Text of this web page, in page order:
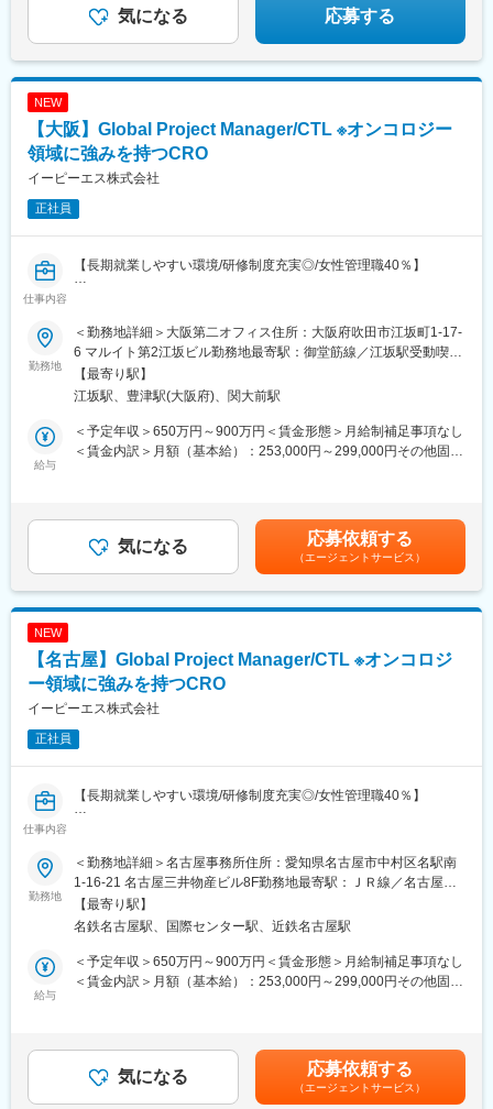
ート・業界未経験／20 代後半）年収660万円（薬事／60 代・嘱託
社員入社）
気になる 応募する
NEW
【大阪】Global Project Manager/CTL ※オンコロジー
領域に強みを持つCRO
イーピーエス株式会社
正社員
仕事内容
【長期就業しやすい環境/研修制度充実◎/女性管理職40％】
・海外製薬会社・バイオベンチャー・研究機関から依頼されたプ
ロジェクト（企業治験、医師主導治験、製造販売後臨床試験、臨
床研究）の進捗、品質、予算、ステークホルダー等を管理する業
務全般
・日本企業・研究機関から依頼された海外で実施するプロジェク
ト（企業治験、医師主導治験、製造販売後臨床試験、臨床研究）
の進捗、品質、予算、ステークホルダー等を管理する業務全般を
担当、現地PMを含む海外関係会社のコーディネート
・海外顧客のありとあらゆる臨床開発案件の対応をするため、最
新の医薬品開発や画期的な研究に携わることができます
・自らの交渉力と社内・社外への調整力、臨床開発の経験を駆使
・海外顧客や海外ベンダーとの対応があるため、在宅勤務を活用
した柔軟な勤務が可能です
【同社の魅力】
ネスリーダーとして顧客に付加価値を提供する」等々、個人の経
チャレンジすることが可能で自律的なキャリアチェンジができる
「社内公募」「自己申告」などの制度も整備されております。
■その他：
当社の強み：https://www.eps.co.jp/ja/recruit/strength.php
業務内容について：https://www.eps.co.jp/ja/recruit/service.php
変更の範囲：会社の定める業務
勤務地
＜勤務地詳細＞大阪第二オフィス住所：大阪府吹田市江坂町1-17-
6 マルイト第2江坂ビル勤務地最寄駅：御堂筋線／江坂駅受動喫煙
対策：屋内全面禁煙変更の範囲：会社の定める事業所
【最寄り駅】
江坂駅、豊津駅(大阪府)、関大前駅
給与
＜予定年収＞650万円～900万円＜賃金形態＞月給制補足事項なし
＜賃金内訳＞月額（基本給）：253,000円～299,000円その他固定
します。■昇給：年1回（10月）■賞与：年2回（6月・12月）賃金
はあくまでも目安の金額であり、選考を通じて上下する可能性が
あります。月給(月額)は固定手当を含めた表記です。
気になる 応募依頼する
（エージェントサービス）
NEW
【名古屋】Global Project Manager/CTL ※オンコロジ
ー領域に強みを持つCRO
イーピーエス株式会社
正社員
仕事内容
【長期就業しやすい環境/研修制度充実◎/女性管理職40％】
・海外製薬会社・バイオベンチャー・研究機関から依頼されたプ
ロジェクト（企業治験、医師主導治験、製造販売後臨床試験、臨
床研究）の進捗、品質、予算、ステークホルダー等を管理する業
務全般
・日本企業・研究機関から依頼された海外で実施するプロジェク
ト（企業治験、医師主導治験、製造販売後臨床試験、臨床研究）
の進捗、品質、予算、ステークホルダー等を管理する業務全般を
担当、現地PMを含む海外関係会社のコーディネート
・海外顧客のありとあらゆる臨床開発案件の対応をするため、最
新の医薬品開発や画期的な研究に携わることができます
・自らの交渉力と社内・社外への調整力、臨床開発の経験を駆使
勤務地
＜勤務地詳細＞名古屋事務所住所：愛知県名古屋市中村区名駅南
1-16-21 名古屋三井物産ビル8F勤務地最寄駅：ＪＲ線／名古屋駅
受動喫煙対策：屋内全面禁煙変更の範囲：会社の定める事業所
【最寄り駅】
名鉄名古屋駅、国際センター駅、近鉄名古屋駅
給与
＜予定年収＞650万円～900万円＜賃金形態＞月給制補足事項なし
＜賃金内訳＞月額（基本給）：253,000円～299,000円その他固定
します。■昇給：年1回（10月）■賞与：年2回（6月・12月）賃金
はあくまでも目安の金額であり、選考を通じて上下する可能性が
あります。月給(月額)は固定手当を含めた表記です。
気になる 応募依頼する
（エージェントサービス）